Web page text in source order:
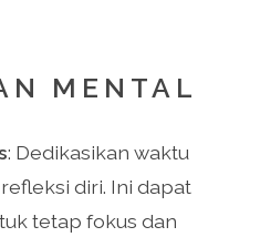
MENTAL
: Dedikasikan waktu
diri. Ini dapat
tetap fokus dan